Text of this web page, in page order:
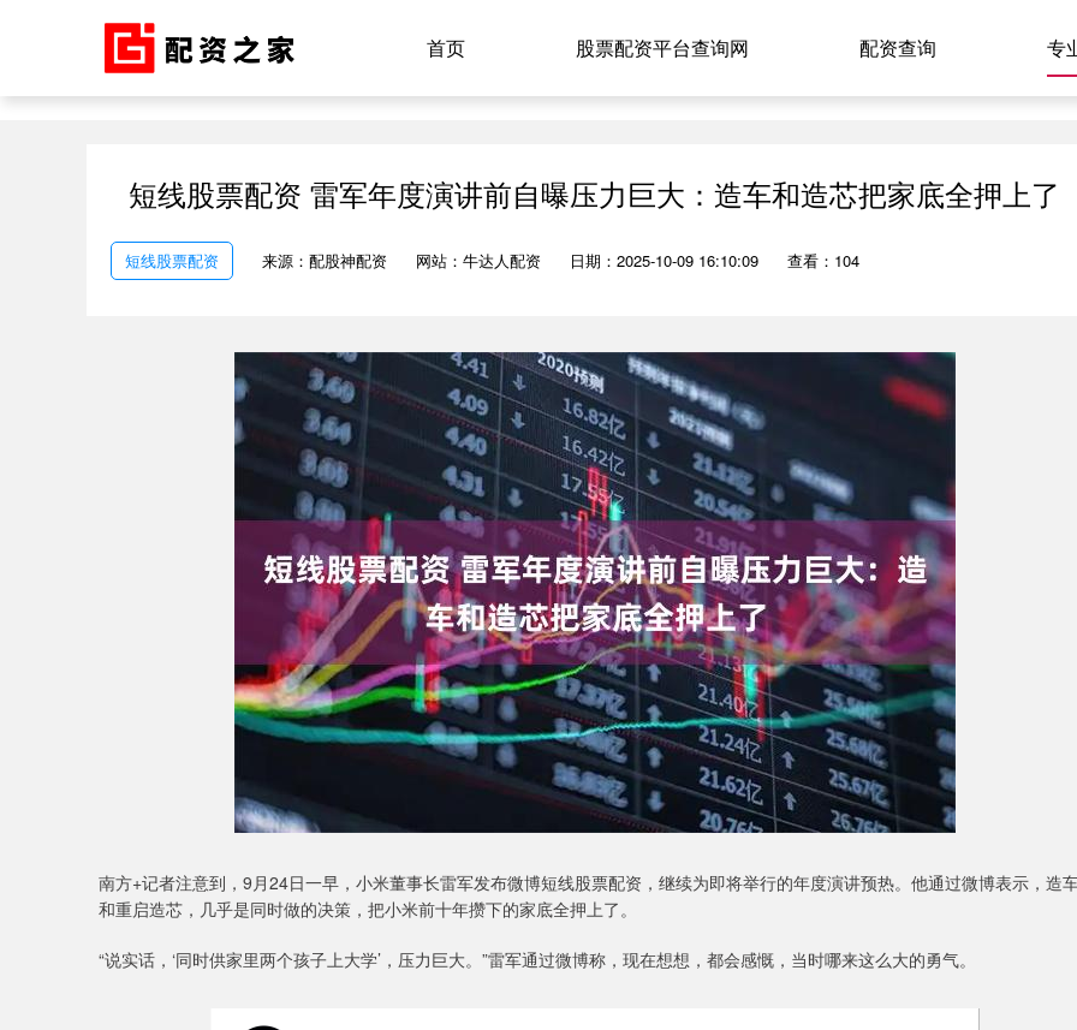
首页 股票配资平台查询网 配资查询 专
短线股票配资 雷军年度演讲前自曝压力巨大：造车和造芯把家底全押上了
短线股票配资 来源：配股神配资 网站：牛达人配资 日期：2025-10-09 16:10:09 查看：104
南方+记者注意到，9月24日一早，小米董事长雷军发布微博短线股票配资，继续为即将举行的年度演讲预热。他通过微博表示，造
和重启造芯，几乎是同时做的决策，把小米前十年攒下的家底全押上了。
“说实话，‘同时供家里两个孩子上大学’，压力巨大。”雷军通过微博称，现在想想，都会感慨，当时哪来这么大的勇气。